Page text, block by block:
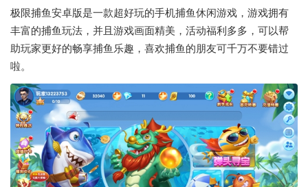
极限捕鱼安卓版是一款超好玩的手机捕鱼休闲游戏，游戏拥有
丰富的捕鱼玩法，并且游戏画面精美，活动福利多多，可以帮
助玩家更好的畅享捕鱼乐趣，喜欢捕鱼的朋友可千万不要错过
啦。